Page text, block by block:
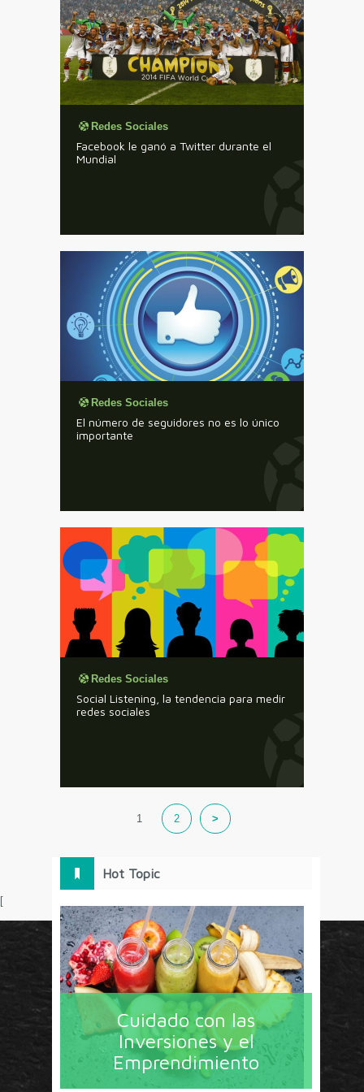
Redes Sociales
Facebook le ganó a Twitter durante el
Mundial
Redes Sociales
El número de seguidores no es lo único
importante
Redes Sociales
Social Listening, la tendencia para medir
redes sociales
1 2 >
Hot Topic
Cuidado con las
Inversiones y el
Emprendimiento
[
Circulo Marketing concentra lo último en estrategias,
herramientas y tendencias con un enfoque en México
y América Latina. La revista contiene lo imprescindible
en tecnología, nuevas herramientas, liderazgo, redes
sociales y nuevas ideas en marketing. Los contenidos
están escritos por líderes de negocios y dirigidos hacia
todos los directores de marcas y especialistas en